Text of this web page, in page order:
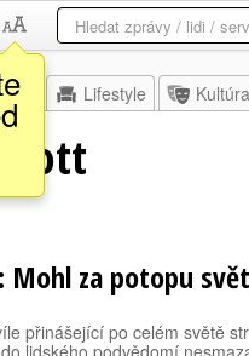
Lifestyle Kultúra
Mohl za potopu
přinášející po celém světě
lidského podvědomí